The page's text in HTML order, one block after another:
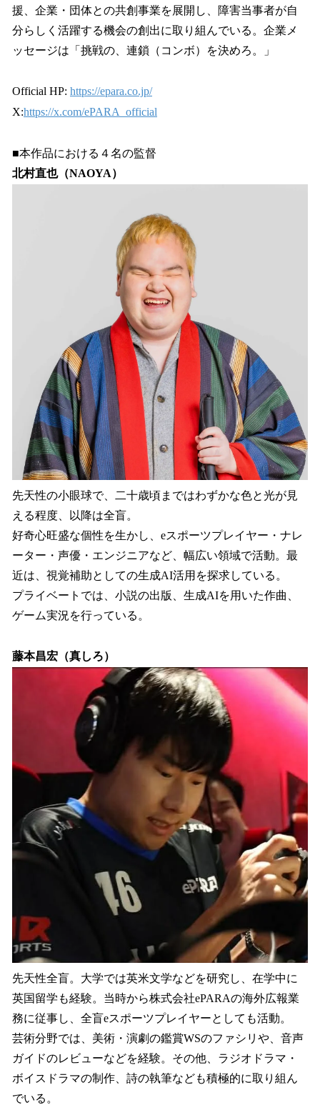
援、企業・団体との共創事業を展開し、障害当事者が自
分らしく活躍する機会の創出に取り組んでいる。企業メ
ッセージは「挑戦の、連鎖（コンボ）を決めろ。」
Official HP: https://epara.co.jp/
X:https://x.com/ePARA_official
■本作品における４名の監督
北村直也（NAOYA）
先天性の小眼球で、二十歳頃まではわずかな色と光が見
える程度、以降は全盲。
好奇心旺盛な個性を生かし、eスポーツプレイヤー・ナレ
ーター・声優・エンジニアなど、幅広い領域で活動。最
近は、視覚補助としての生成AI活用を探求している。
プライベートでは、小説の出版、生成AIを用いた作曲、
ゲーム実況を行っている。
藤本昌宏（真しろ）
先天性全盲。大学では英米文学などを研究し、在学中に
英国留学も経験。当時から株式会社ePARAの海外広報業
務に従事し、全盲eスポーツプレイヤーとしても活動。
芸術分野では、美術・演劇の鑑賞WSのファシリや、音声
ガイドのレビューなどを経験。その他、ラジオドラマ・
ボイスドラマの制作、詩の執筆なども積極的に取り組ん
でいる。